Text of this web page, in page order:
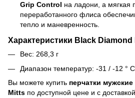
Grip Control на ладони, а мягкая
переработанного флиса
тепло и маневренность.
Характеристики Black
Вес: 268,3 г
Диапазон температур: -31 / -12 ° C
Вы можете купить перчатки
Mitts по доступной цене и с